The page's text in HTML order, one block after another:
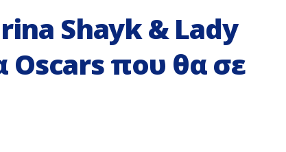
Shayk & Lady
Oscars που θα σε